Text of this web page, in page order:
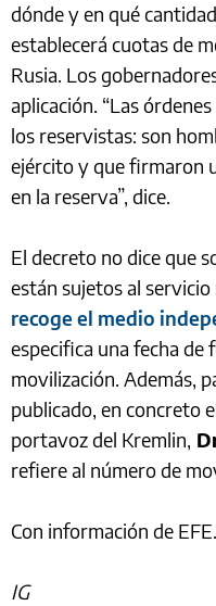
dónde y en qué
establecerá cuotas de
Rusia. Los
aplicación. “Las
los reservistas: son
ejército y que firmaron
en la reserva”, dice.
El decreto no dice que
están sujetos al
recoge el medio
especifica una fecha de
movilización. Además,
publicado, en concreto
portavoz del Kremlin,
refiere al número de
Con información de EFE.
IG